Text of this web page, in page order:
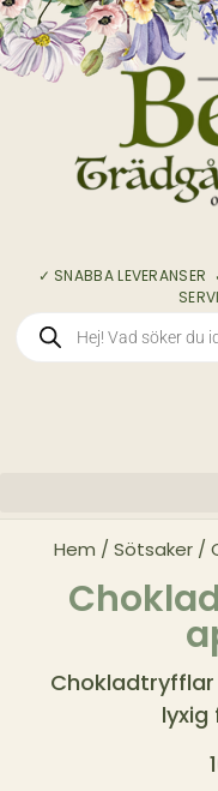
✓ SNABBA
Hem / Sötsaker/
lyxig